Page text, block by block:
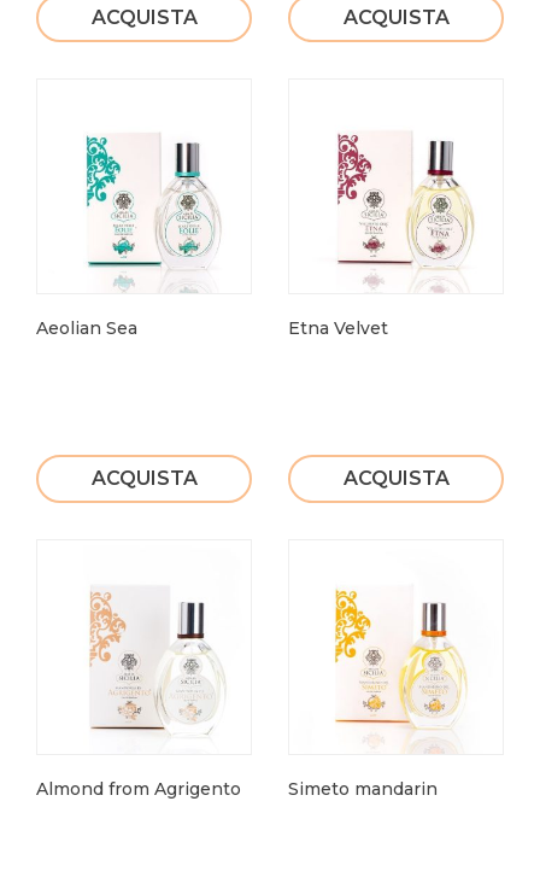
ACQUISTA ACQUISTA
Aeolian Sea
ACQUISTA
Etna Velvet
ACQUISTA
Almond from Agrigento Simeto mandarin